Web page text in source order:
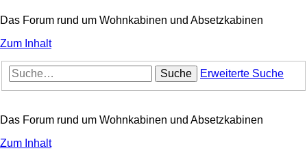
Das Forum rund um Wohnkabinen und Absetzkabinen
Zum Inhalt
Suche Erweiterte Suche
Das Forum rund um Wohnkabinen und Absetzkabinen
Zum Inhalt